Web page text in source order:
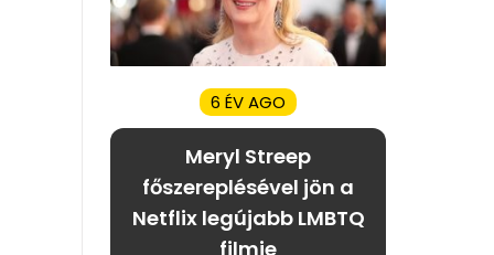
6 ÉV AGO
Meryl Streep
főszereplésével jön a
Netflix legújabb LMBTQ
filmje